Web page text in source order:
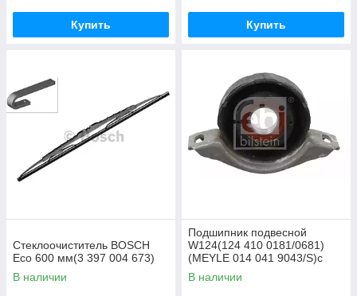
Купить Купить
Стеклоочиститель BOSCH
Eco 600 мм(3 397 004 673)
В наличии
Подшипник подвесной
W124(124 410 0181/0681)
(MEYLE 014 041 9043/S)с
подшипником
В наличии